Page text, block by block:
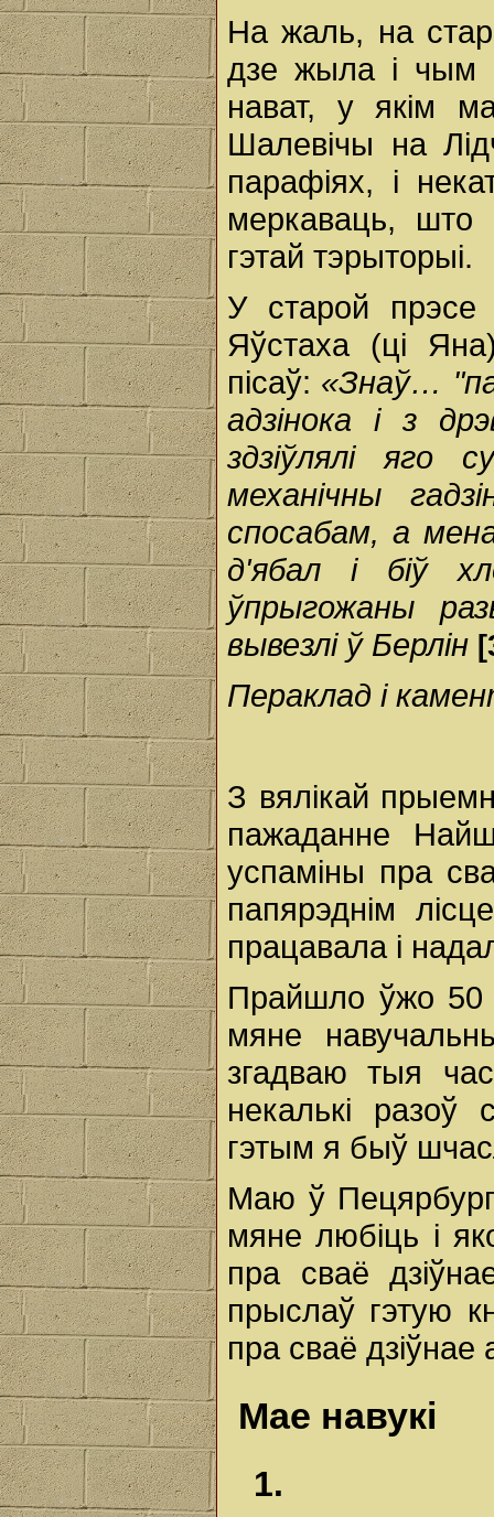
На жаль, на
дзе жыла і чым
нават, у якім
Шалевічы на
парафіях, і
меркаваць, што
гэтай тэрыторыі.
У старой прэсе
Яўстаха (ці
пісаў: «Знаў…
адзінока і з
здзіўлялі яго
механічны
спосабам, а
д'ябал і біў
ўпрыгожаны
вывезлі ў Берлін
Пераклад і
З вялікай
пажаданне
успаміны пра
папярэднім
працавала і
Прайшло ўжо 50
мяне
згадваю тыя
некалькі
гэтым я быў
Маю ў
мяне любіць і
пра сваё
прыслаў гэтую
пра сваё
Мае навукі
1.